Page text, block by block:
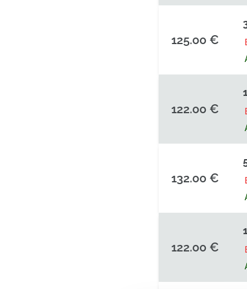
125.00 €
122.00 €
132.00 €
122.00 €